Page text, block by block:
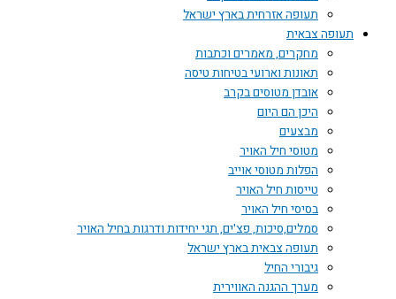
תעופה אזרחית בארץ ישראל
תעופה צבאית
מחקרים, מאמרים וכתבות
תאונות וארועי בטיחות טיסה
אובדן מטוסים בקרב
היכן הם היום
מבצעים
מטוסי חיל האויר
הפלות מטוסי אוייב
טייסות חיל האויר
בסיסי חיל האויר
סמלים,סיכות, פצ'ים, תגי יחידות ודרגות בחיל האויר
תעופה צבאית בארץ ישראל
גיבורי החיל
מערך ההגנה האווירית